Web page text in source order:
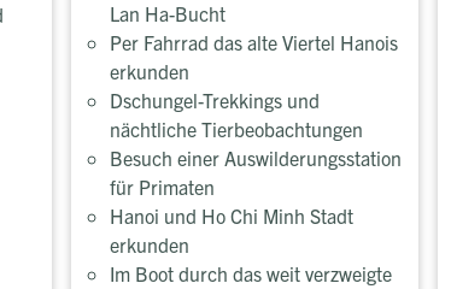
Lan Ha-Bucht
Per Fahrrad das alte Viertel Hanois
erkunden
Dschungel-Trekkings und
nächtliche Tierbeobachtungen
Besuch einer Auswilderungsstation
für Primaten
Hanoi und Ho Chi Minh Stadt
erkunden
Im Boot durch das weit verzweigte